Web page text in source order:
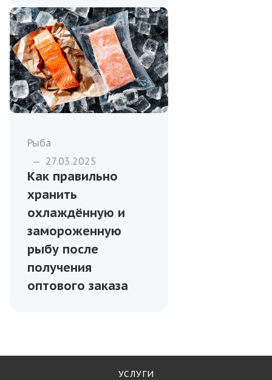
Рыба
— 27.03.2025
Как правильно
хранить
охлаждённую и
замороженную
рыбу после
получения
оптового заказа
УСЛУГИ